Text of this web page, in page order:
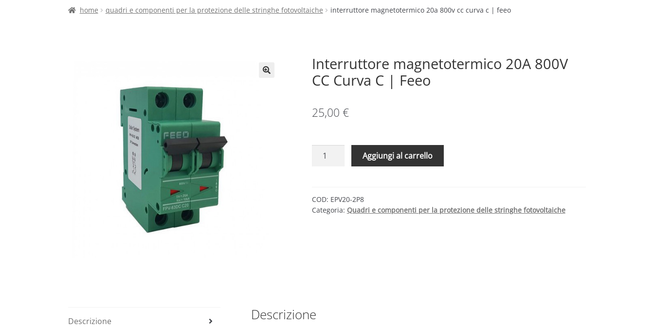
Home Cart Checkout Chi siamo Contatti My account Produttori Sample Page Shop
home quadri e componenti per la protezione delle stringhe fotovoltaiche interruttore magnetotermico 20a 800v cc curva c | feeo
Interruttore magnetotermico 20A 800V
CC Curva C | Feeo
25,00 €
Interruttore
magnetotermico
CC
Curva
Aggiungi al carrello
COD: EPV20-2P8
Categoria: Quadri e componenti per la protezione delle stringhe fotovoltaiche
Descrizione Descrizione